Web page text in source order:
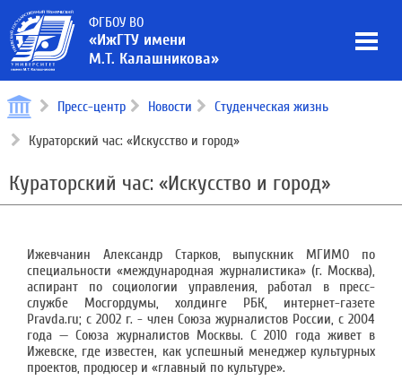
ФГБОУ ВО
«ИжГТУ имени
М.Т. Калашникова»
Пресс-центр Новости Студенческая жизнь
Кураторский час: «Искусство и город»
Кураторский час: «Искусство и город»
Ижевчанин Александр Старков, выпускник МГИМО по
специальности «международная журналистика» (г. Москва),
аспирант по социологии управления, работал в пресс-
службе Мосгордумы, холдинге РБК, интернет-газете
Pravda.ru; с 2002 г. - член Союза журналистов России, с 2004
года — Союза журналистов Москвы. С 2010 года живет в
Ижевске, где известен, как успешный менеджер культурных
проектов, продюсер и «главный по культуре».